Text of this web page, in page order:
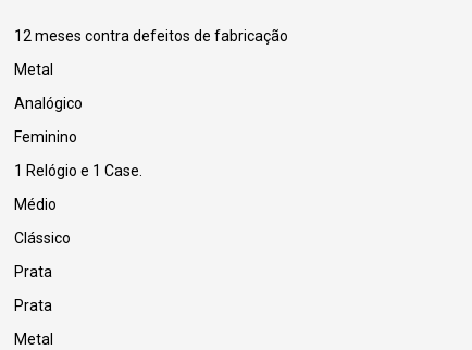
12 meses contra defeitos de fabricação
Metal
Analógico
Feminino
1 Relógio e 1 Case.
Médio
Clássico
Prata
Prata
Metal